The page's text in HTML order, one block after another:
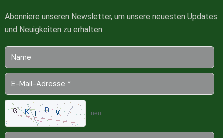
Abonniere unseren Newsletter, um unsere neuesten Updates
und Neuigkeiten zu erhalten.
neu